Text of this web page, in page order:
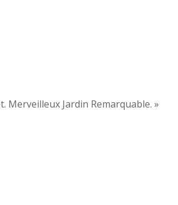
Jardin Remarquable. »